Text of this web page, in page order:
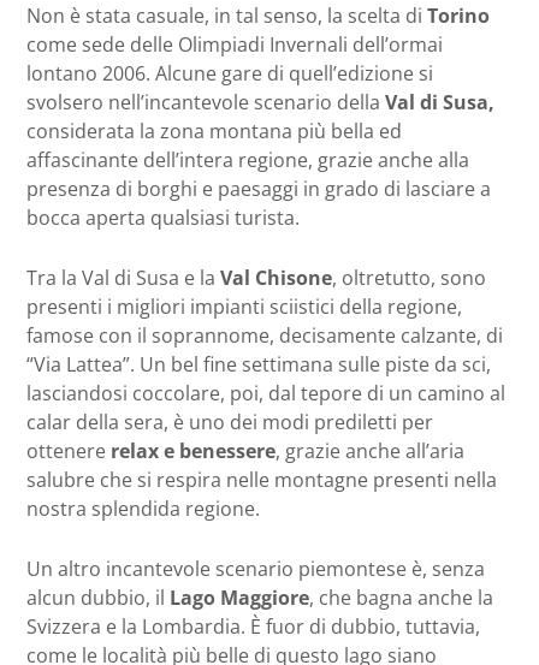
Non è stata casuale, in tal senso, la scelta di Torino
come sede delle Olimpiadi Invernali dell’ormai
lontano 2006. Alcune gare di quell’edizione si
svolsero nell’incantevole scenario della Val di Susa,
considerata la zona montana più bella ed
affascinante dell’intera regione, grazie anche alla
presenza di borghi e paesaggi in grado di lasciare a
bocca aperta qualsiasi turista.
Tra la Val di Susa e la Val Chisone, oltretutto, sono
presenti i migliori impianti sciistici della regione,
famose con il soprannome, decisamente calzante, di
“Via Lattea”. Un bel fine settimana sulle piste da sci,
lasciandosi coccolare, poi, dal tepore di un camino al
calar della sera, è uno dei modi prediletti per
ottenere relax e benessere, grazie anche all’aria
salubre che si respira nelle montagne presenti nella
nostra splendida regione.
Un altro incantevole scenario piemontese è, senza
alcun dubbio, il Lago Maggiore, che bagna anche la
Svizzera e la Lombardia. È fuor di dubbio, tuttavia,
come le località più belle di questo lago siano